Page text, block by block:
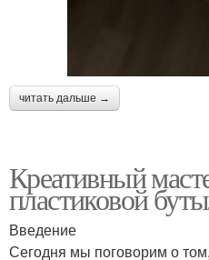
читать дальше →
Креативный
пластиковой
Введение
Сегодня мы поговорим о